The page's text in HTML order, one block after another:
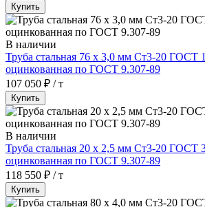
Купить
В наличии
Труба стальная 76 х 3,0 мм Ст3-20 ГОСТ
оцинкованная по ГОСТ 9.307-89
107 050 ₽ / т
Купить
В наличии
Труба стальная 20 х 2,5 мм Ст3-20 ГОСТ
оцинкованная по ГОСТ 9.307-89
118 550 ₽ / т
Купить